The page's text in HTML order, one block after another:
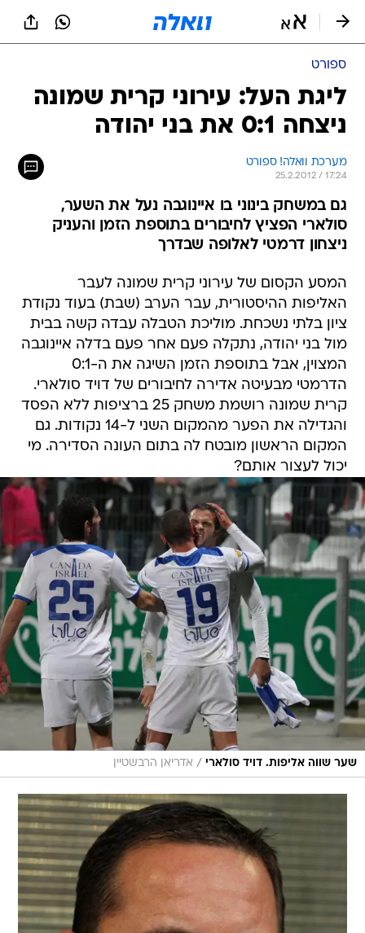
ספורט
ליגת העל: עירוני קרית שמונה
ניצחה 0:1 את בני יהודה
מערכת וואלה! ספורט
25.2.2012 / 17:24
גם במשחק בינוני בו איינוגבה נעל את השער,
סולארי הפציץ לחיבורים בתוספת הזמן והעניק
ניצחון דרמטי לאלופה שבדרך
המסע הקסום של עירוני קרית שמונה לעבר
האליפות ההיסטורית, עבר הערב (שבת) בעוד נקודת
ציון בלתי נשכחת. מוליכת הטבלה עבדה קשה בבית
מול בני יהודה, נתקלה פעם אחר פעם בדלה איינוגבה
המצוין, אבל בתוספת הזמן השיגה את ה-0:1
הדרמטי מבעיטה אדירה לחיבורים של דויד סולארי.
קרית שמונה רושמת משחק 25 ברציפות ללא הפסד
והגדילה את הפער מהמקום השני ל-14 נקודות. גם
המקום הראשון מובטח לה בתום העונה הסדירה. מי
יכול לעצור אותם?
שער שווה אליפות. דויד סולארי / אדריאן הרבשטיין